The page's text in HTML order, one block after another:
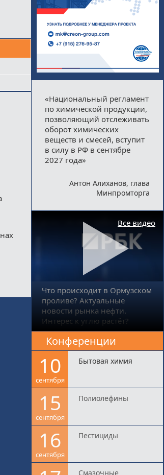
«Национальный регламент
по химической продукции,
позволяющий отслеживать
оборот химических
веществ и смесей, вступит
в силу в РФ в сентябре
2027 года»
Антон Алиханов, глава
Минпромторга
Что происходит в Ормузском
проливе? Актуальные
новости рынка нефти.
Интерес к углю растёт?
Все видео
Конференции
10
сентября
Бытовая химия
15
сентября
Полиолефины
16
сентября
Пестициды
Смазочные